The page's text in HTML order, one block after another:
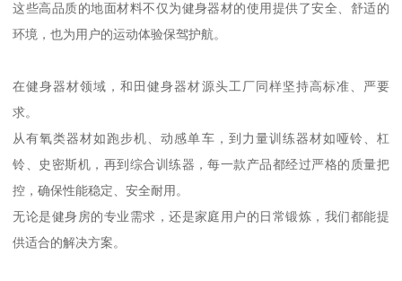
这些高品质的地面材料不仅为健身器材的使用提供了安全、舒适的
环境，也为用户的运动体验保驾护航。
在健身器材领域，和田健身器材源头工厂同样坚持高标准、严要
求。
从有氧类器材如跑步机、动感单车，到力量训练器材如哑铃、杠
铃、史密斯机，再到综合训练器，每一款产品都经过严格的质量把
控，确保性能稳定、安全耐用。
无论是健身房的专业需求，还是家庭用户的日常锻炼，我们都能提
供适合的解决方案。